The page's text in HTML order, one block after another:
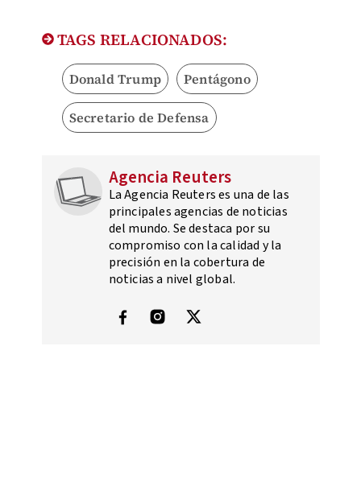
TAGS RELACIONADOS:
Donald Trump Pentágono
Secretario de Defensa
Agencia Reuters
La Agencia Reuters es una de las
principales agencias de noticias
del mundo. Se destaca por su
compromiso con la calidad y la
precisión en la cobertura de
noticias a nivel global.